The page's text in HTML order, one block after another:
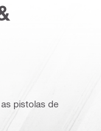
pistolas de